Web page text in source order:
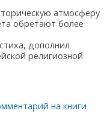
атмосферу
обретают более
дополнил
религиозной
на книги